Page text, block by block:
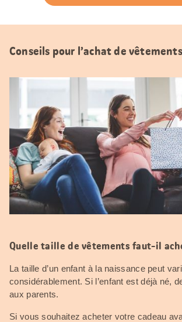
Conseils pour l’achat de vêtements
Quelle taille de vêtements faut-il
La taille d’un enfant à la naissance peut
considérablement. Si l’enfant est déjà né,
aux parents.
Si vous souhaitez acheter votre cadeau